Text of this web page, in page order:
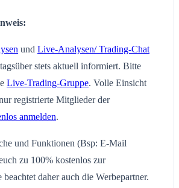
und Live-Analysen/ Trading-Chat
stets aktuell informiert. Bitte
Live-Trading-Gruppe. Volle Einsicht
registrierte Mitglieder der
anmelden.
und Funktionen (Bsp: E-Mail
zu 100% kostenlos zur
daher auch die Werbepartner.